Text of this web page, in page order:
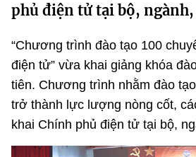
Trang chủ
Khoa học và công nghệ
Sản phẩm
Dịch vụ
Báo in
Đổi mới sáng tạo
Sản phẩm
Dịch vụ
Bưu chính
Sản phẩm
phủ điện tử tại bộ,
“Chương trình đào tạo 100
điện tử” vừa khai giảng khóa
tiên. Chương trình nhằm đào
trở thành lực lượng nòng cốt,
khai Chính phủ điện tử tại bộ,